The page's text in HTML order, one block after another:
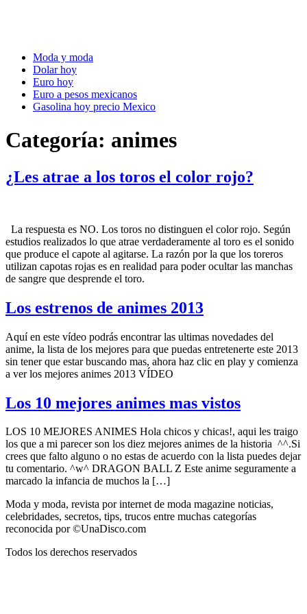
Moda y moda
Dolar hoy
Euro hoy
Euro a pesos mexicanos
Gasolina hoy precio Mexico
Categoría: animes
¿Les atrae a los toros el color rojo?
La respuesta es NO. Los toros no distinguen el color rojo. Según
estudios realizados lo que atrae verdaderamente al toro es el sonido
que produce el capote al agitarse. La razón por la que los toreros
utilizan capotas rojas es en realidad para poder ocultar las manchas
de sangre que desprende el toro.
Los estrenos de animes 2013
Aquí en este vídeo podrás encontrar las ultimas novedades del
anime, la lista de los mejores para que puedas entretenerte este 2013
sin tener que estar buscando mas, ahora haz clic en play y comienza
a ver los mejores animes 2013 VÍDEO
Los 10 mejores animes mas vistos
LOS 10 MEJORES ANIMES Hola chicos y chicas!, aqui les traigo
los que a mi parecer son los diez mejores animes de la historia ^^.Si
crees que falto alguno o no estas de acuerdo con la lista puedes dejar
tu comentario. ^w^ DRAGON BALL Z Este anime seguramente a
marcado la infancia de muchos la […]
Moda y moda, revista por internet de moda magazine noticias,
celebridades, secretos, tips, trucos entre muchas categorías
reconocida por ©UnaDisco.com
Todos los derechos reservados